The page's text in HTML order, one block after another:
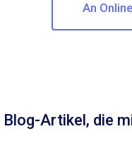
An
Blog-Artikel, die